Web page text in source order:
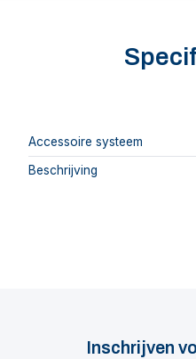
Accessoire systeem
Beschrijving
Inschrijven